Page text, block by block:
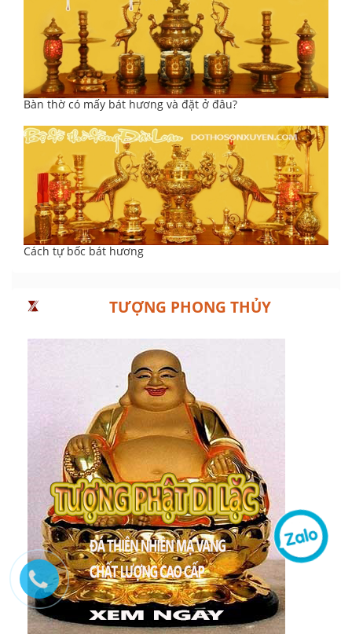
Bàn thờ có mấy bát hương và đặt ở đâu?
Cách tự bốc bát hương
TƯỢNG PHONG THỦY